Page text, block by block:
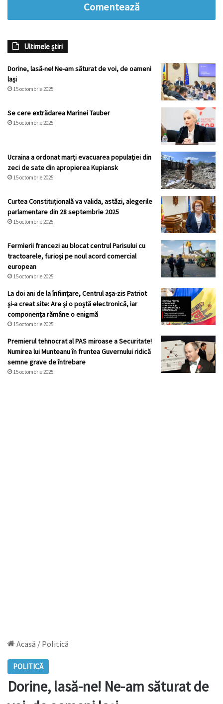
Comentează
Ultimele știri
Dorine, lasă-ne! Ne-am săturat de voi, de oameni
lași
15 octombrie 2025
Se cere extrădarea Marinei Tauber
15 octombrie 2025
Ucraina a ordonat marți evacuarea populației din
zeci de sate din apropierea Kupiansk
15 octombrie 2025
Curtea Constituțională va valida, astăzi, alegerile
parlamentare din 28 septembrie 2025
15 octombrie 2025
Fermierii francezi au blocat centrul Parisului cu
tractoarele, furioși pe noul acord comercial
european
15 octombrie 2025
La doi ani de la înființare, Centrul așa-zis Patriot
și-a creat site: Are și o poștă electronică, iar
componența rămâne o enigmă
15 octombrie 2025
Premierul tehnocrat al PAS miroase a Securitate!
Numirea lui Munteanu în fruntea Guvernului ridică
semne grave de întrebare
15 octombrie 2025